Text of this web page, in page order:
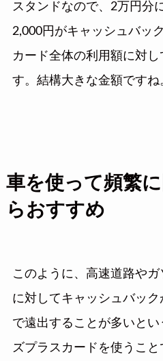
スタンドなので、2万円分
2,000円がキャッシュバッ
カード全体の利用額に対し
す。結構大きな金額ですね
車を使って頻繁
らおすすめ
このように、高速道路や
に対してキャッシュバッ
で遠出することが多いと
ズプラスカードを使うこ